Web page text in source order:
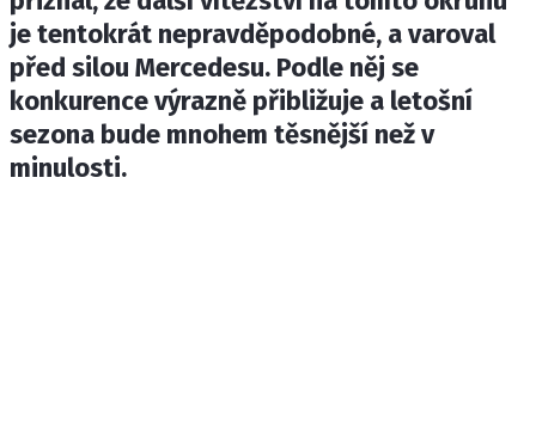
Provozovatelem serveru F1NEWS.cz je
INCORP MEDIA GROUP s.r.o., IČ: 118 23 054
je tentokrát nepravděpodobné, a varoval
před silou Mercedesu. Podle něj se
konkurence výrazně přibližuje a letošní
sezona bude mnohem těsnější než v
minulosti.